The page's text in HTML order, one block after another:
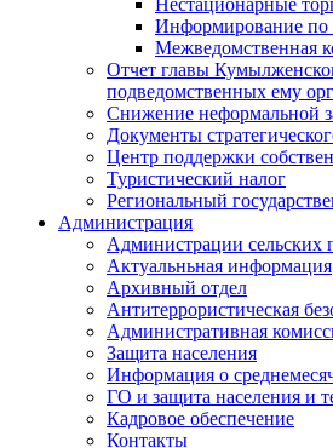
Нестационарные
Информирование по
Межведомственная
Отчет главы
подведомственных ему
Снижение неформальной
Документы
Центр поддержки
Туристический налог
Региональный
Администрация
Администрации сельских
Актуальньная информация
Архивный отдел
Антитеррористическая
Административная
Защита населения
Информация о
ГО и защита населения и
Кадровое обеспечение
Контакты